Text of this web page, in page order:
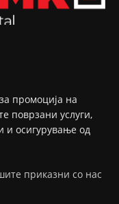
промоција на
поврзани услуги,
и осигурување од
приказни со нас